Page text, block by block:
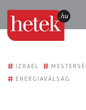
# IZRAEL #
# ENERGIAVÁLSÁG